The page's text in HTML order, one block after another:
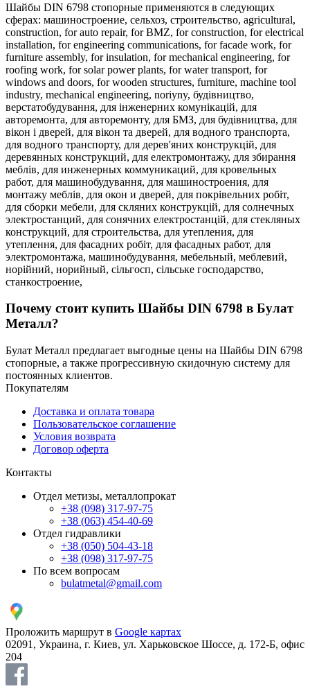
Шайбы DIN 6798 стопорные применяются в следующих
сферах: машиностроение, сельхоз, строительство, agricultural,
construction, for auto repair, for BMZ, for construction, for electrical
installation, for engineering communications, for facade work, for
furniture assembly, for insulation, for mechanical engineering, for
roofing work, for solar power plants, for water transport, for
windows and doors, for wooden structures, furniture, machine tool
industry, mechanical engineering, noriyny, будівництво,
верстатобудування, для інженерних комунікацій, для
авторемонта, для авторемонту, для БМЗ, для будівництва, для
вікон і дверей, для вікон та дверей, для водного транспорта,
для водного транспорту, для дерев'яних конструкцій, для
деревянных конструкций, для електромонтажу, для збирання
меблів, для инженерных коммуникаций, для кровельных
работ, для машинобудування, для машиностроения, для
монтажу меблів, для окон и дверей, для покрівельних робіт,
для сборки мебели, для скляних конструкцій, для солнечных
электростанций, для сонячних електростанцій, для стекляных
конструкций, для строительства, для утепления, для
утеплення, для фасадних робіт, для фасадных работ, для
электромонтажа, машинобудування, мебельный, меблевий,
норійний, норийный, сільгосп, сільське господарство,
станкостроение,
Почему стоит купить Шайбы DIN 6798 в Булат
Металл?
Булат Металл предлагает выгодные цены на Шайбы DIN 6798
стопорные, а также прогрессивную скидочную систему для
постоянных клиентов.
Покупателям
Доставка и оплата товара
Пользовательское соглашение
Условия возврата
Договор оферта
Контакты
Отдел метизы, металлопрокат
+38 (098) 317-97-75
+38 (063) 454-40-69
Отдел гидравлики
+38 (050) 504-43-18
+38 (098) 317-97-75
По всем вопросам
bulatmetal@gmail.com
Проложить маршрут в Google картах
02091, Украина, г. Киев, ул. Харьковское Шоссе, д. 172-Б, офис
204